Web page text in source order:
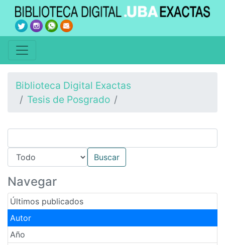
Biblioteca Digital Exactas
Tesis de Posgrado
Navegar
Últimos publicados
Autor
Año